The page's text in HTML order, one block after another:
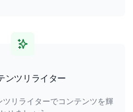
ンツリライター
リライターでコンテンツを輝